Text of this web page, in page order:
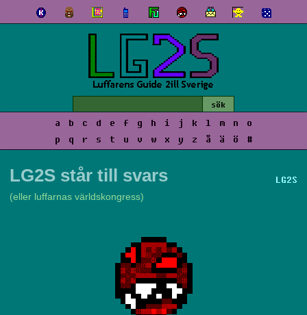
a b c d e f g h i j k l m n
o
p
q r s t u v w x y z å ä ö #
LG2S
LG2S står till svars
(eller luffarnas världskongress)